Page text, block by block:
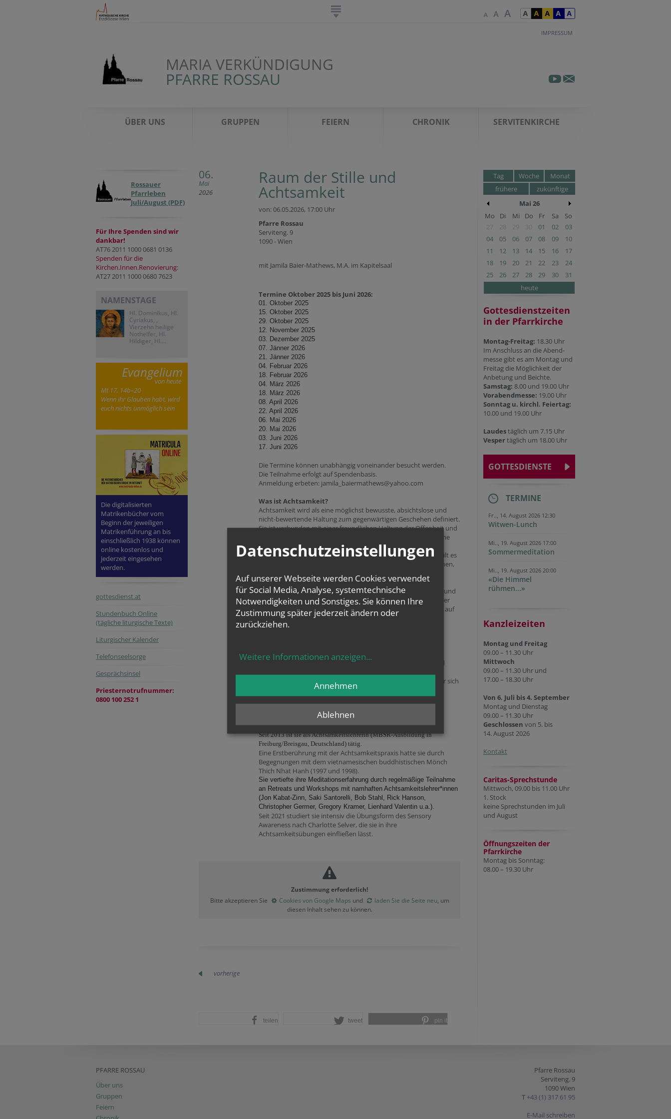
IMPRESSUM
MARIA VERKÜNDIGUNG
PFARRE ROSSAU
ÜBER UNS GRUPPEN FEIERN CHRONIK SERVITENKIRCHE
Rossauer
Pfarrleben
Juli/August (PDF)
Für Ihre Spenden sind wir
dankbar!
AT76 2011 1000 0681 0136
Spenden für die
Kirchen.Innen.Renovierung:
AT27 2011 1000 0680 7623
NAMENSTAGE
Hl. Dominikus, Hl.
Cyriakus, ,
Vierzehn heilige
Nothelfer, Hl.
Hildiger, Hl....
Evangelium
von heute
Mt 17, 14b–20
Wenn ihr Glauben habt, wird
euch nichts unmöglich sein
Die digitalisierten
Matrikenbücher vom
Beginn der jeweiligen
Matrikenführung an bis
einschließlich 1938 können
online kostenlos und
jederzeit eingesehen
werden.
gottesdienst.at
Stundenbuch Online
(tägliche liturgische Texte)
Liturgischer Kalender
Telefonseelsorge
Gesprächsinsel
Priesternotrufnummer:
0800 100 252 1
06.
Mai
2026
Raum der Stille und
Achtsamkeit
von: 06.05.2026, 17:00 Uhr
Pfarre Rossau
Serviteng. 9
1090 - Wien
mit Jamila Baier-Mathews, M.A. im Kapitelsaal
Termine Oktober 2025 bis Juni 2026:
01. Oktober 2025
15. Oktober 2025
29. Oktober 2025
12. November 2025
03. Dezember 2025
07. Jänner 2026
21. Jänner 2026
04. Februar 2026
18. Februar 2026
04. März 2026
18. März 2026
08. April 2026
22. April 2026
06. Mai 2026
20. Mai 2026
03. Juni 2026
17. Juni 2026
Die Termine können unabhängig voneinander besucht werden.
Die Teilnahme erfolgt auf Spendenbasis.
Anmeldung erbeten: jamila_baiermathews@yahoo.com
Was ist Achtsamkeit?
Achtsamkeit wird als eine möglichst bewusste, absichtslose und
nicht-bewertende Haltung zum gegenwärtigen Geschehen definiert.
Sie ist verbunden mit einer freundlichen Haltung der Offenheit und
Neugierde gegenüber der Schöpfung und trägt zur inneren Ruhe
und einer verbesserten Lebensqualität bei.
Gedanken, Gefühle und innere Bilder, die uns nicht loslassen, gilt es
erst einmal zu akzeptieren und nicht zu verdrängen, um zu lernen,
sie schließlich vorbeiziehen zu lassen.
Die zeitlose Ruhe des Berges, die Strahlkraft einer Blume, das
Schweben eines Vogels durch die Lüfte, die Wellen des Ozeans und
dessen Tiefe, die Welt der Klänge und was sie in uns auslöst, aber
auch die Stille – all dies eröffnet uns das Üben der Achtsamkeit auf
eine neue Weise.
"Jeder achtsame Mensch erkennt, dass alles ein Geschenk ist.“
regelmäßig Achtsamkeitspraxis (Atem-, Körper- und
Meditationsübungen) vermittelt, die mitunter durch Texte und
Alle InteressentInnen sind herzlich eingeladen, diesen Raum für sich
Jamila Baier-Mathews, M.A. lebt seit Ende 1998 mit ihrer Familie in
Wien.
Seit 2013 ist sie als Achtsamkeitslehrerin (MBSR-Ausbildung in
Freiburg/Breisgau, Deutschland) tätig.
Eine Erstberührung mit der Achtsamkeitspraxis hatte sie durch
Begegnungen mit dem vietnamesischen buddhistischen Mönch
Thich Nhat Hanh (1997 und 1998).
Sie vertiefte ihre Meditationserfahrung durch regelmäßige Teilnahme
an Retreats und Workshops mit namhaften Achtsamkeitslehrer*innen
(Jon Kabat-Zinn, Saki Santorelli, Bob Stahl, Rick Hanson,
Christopher Germer, Gregory Kramer, Lienhard Valentin u.a.).
Seit 2021 studiert sie intensiv die Übungsform des Sensory
Awareness nach Charlotte Selver, die sie in ihre
Achtsamkeitsübungen einfließen lässt.
Zustimmung erforderlich!
Bitte akzeptieren Sie
Cookies von Google Maps und laden Sie die Seite neu, um
diesen Inhalt sehen zu können.
vorherige
teilen tweet pin it
Tag Woche
Monat
frühere
zukünftige
Mai 26
Mo
Di Mi Do Fr Sa
So
27
28 29 30 01 02
03
04
05 06 07 08 09
10
11
12 13 14 15 16
17
18
19 20 21 22 23
24
25
26 27 28 29 30
31
heute
Gottesdienstzeiten
in der Pfarrkirche
Montag-Freitag: 18.30 Uhr
Im Anschluss an die Abend-
messe gibt es am Montag und
Freitag die Möglichkeit der
Anbetung und Beichte.
Samstag: 8.00 und 19.00 Uhr
Vorabendmesse: 19.00 Uhr
Sonntag u. kirchl. Feiertag:
10.00 und 19.00 Uhr
Laudestäglich um 7.15 Uhr
Vespertäglich um 18.00 Uhr
GOTTESDIENSTE
TERMINE
Fr.., 14. August 2026 12:30
Witwen-Lunch
Mi.., 19. August 2026 17:00
Sommermeditation
Mi.., 19. August 2026 20:00
«Die Himmel
rühmen...»
Kanzleizeiten
Montag und Freitag
09.00 – 11.30 Uhr
Mittwoch
09.00 – 11.30 Uhr und
17.00 – 18.30 Uhr
Von 6. Juli bis 4. September
Montag und Dienstag
09.00 – 11.30 Uhr
Geschlossen von 5. bis
14. August 2026
Kontakt
Caritas-Sprechstunde
Mittwoch, 09.00 bis 11.00 Uhr
1. Stock
keine Sprechstunden im Juli
und August
Öffnungszeiten der
Pfarrkirche
Montag bis Sonntag:
08.00 – 19.30 Uhr
PFARRE ROSSAU
Über uns
Gruppen
Feiern
Pfarre Rossau
Serviteng. 9
1090 Wien
T +43 (1) 317 61 95
E-Mail schreiben
Datenschutzeinstellungen
Auf unserer Webseite werden Cookies verwendet
für Social Media, Analyse, systemtechnische
Notwendigkeiten und Sonstiges. Sie können Ihre
Zustimmung später jederzeit ändern oder
zurückziehen.
Weitere Informationen anzeigen...
Ablehnen
Annehmen